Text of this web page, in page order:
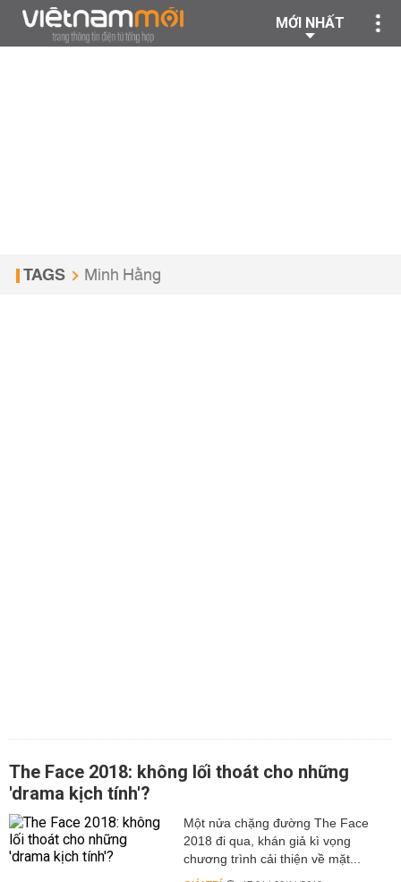
MỚI NHẤT
TAGS Minh Hằng
The Face 2018: không lối thoát cho những
'drama kịch tính'?
Một nửa chặng đường The Face
2018 đi qua, khán giả kì vọng
chương trình cải thiện về mặt...